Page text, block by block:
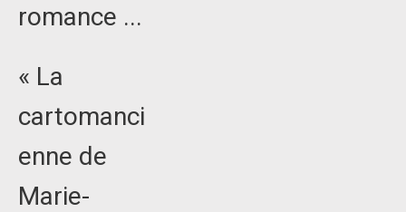
romance ...
« La
cartomanci
enne de
Marie-